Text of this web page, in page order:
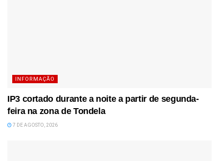
INFORMAÇÃO
IP3 cortado durante a noite a partir de segunda-
feira na zona de Tondela
7 DE AGOSTO, 2026